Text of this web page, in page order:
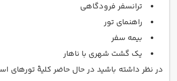
ترانسفر فرودگاهی
راهنمای تور
بیمه سفر
یک گشت شهری با ناهار
در نظر داشته باشید در حال حاضر کلیۀ تورهای